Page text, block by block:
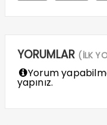
YORUMLAR (İLK
Yorum
yapınız.